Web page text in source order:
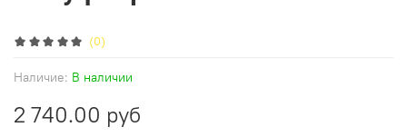
(0)
Наличие: В наличии
2 740.00 руб